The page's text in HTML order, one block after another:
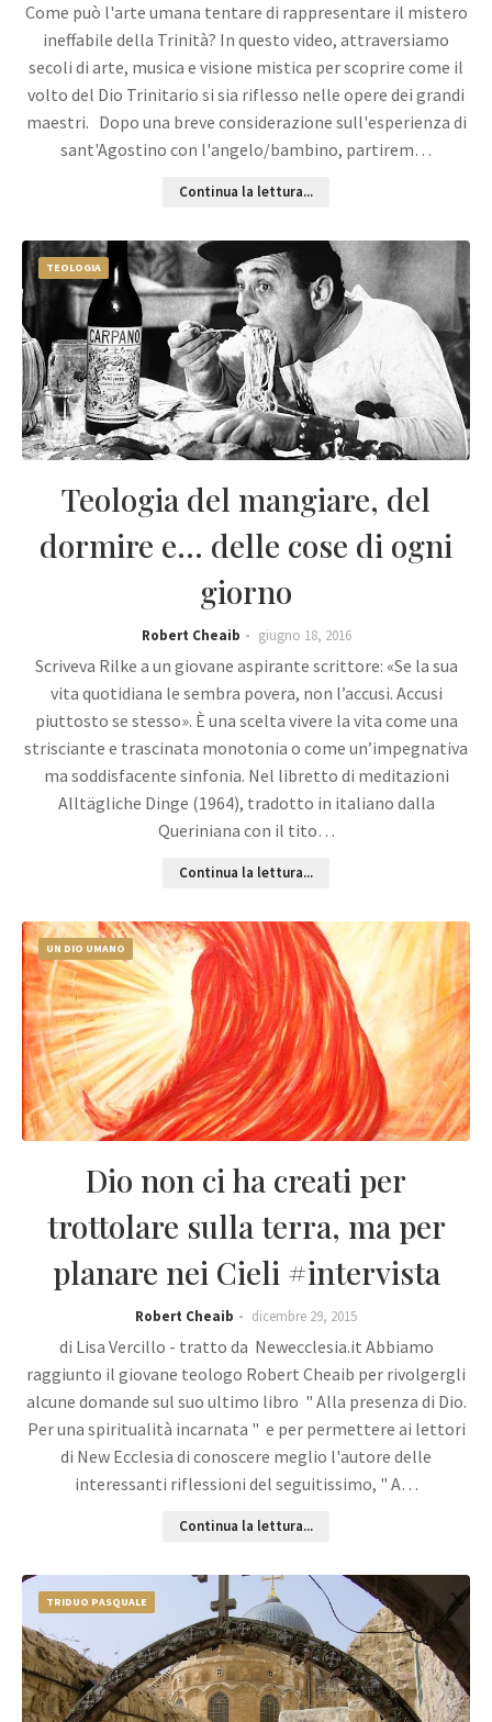
Come può l'arte umana tentare di rappresentare il mistero
ineffabile della Trinità? In questo video, attraversiamo
secoli di arte, musica e visione mistica per scoprire come il
volto del Dio Trinitario si sia riflesso nelle opere dei grandi
maestri. Dopo una breve considerazione sull'esperienza di
sant'Agostino con l'angelo/bambino, partirem…
Continua la lettura...
TEOLOGIA
Teologia del mangiare, del
dormire e... delle cose di ogni
giorno
Robert Cheaib giugno 18, 2016
Scriveva Rilke a un giovane aspirante scrittore: «Se la sua
vita quotidiana le sembra povera, non l’accusi. Accusi
piuttosto se stesso». È una scelta vivere la vita come una
strisciante e trascinata monotonia o come un’impegnativa
ma soddisfacente sinfonia. Nel libretto di meditazioni
Alltägliche Dinge (1964), tradotto in italiano dalla
Queriniana con il tito…
Continua la lettura...
UN DIO UMANO
Dio non ci ha creati per
trottolare sulla terra, ma per
planare nei Cieli #intervista
Robert Cheaib dicembre 29, 2015
di Lisa Vercillo - tratto da Newecclesia.it Abbiamo
raggiunto il giovane teologo Robert Cheaib per rivolgergli
alcune domande sul suo ultimo libro " Alla presenza di Dio.
Per una spiritualità incarnata " e per permettere ai lettori
di New Ecclesia di conoscere meglio l'autore delle
interessanti riflessioni del seguitissimo, " A…
Continua la lettura...
TRIDUO PASQUALE